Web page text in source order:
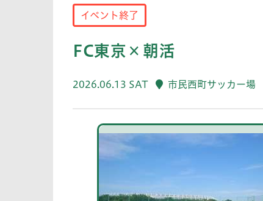
イベント終了
FC東京×朝活
2026.06.13 SAT 市民西町サッカー場